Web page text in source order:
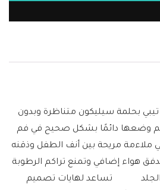
بحلمة سيليكون متناظرة وبدون
وضعها دائمًا بشكل صحيح في فم
ملاءمة مريحة بين أنف الطفل وذقنه
هواء إضافي وتمنع تراكم الرطوبة
الجلد تساعد لهايات تصميم